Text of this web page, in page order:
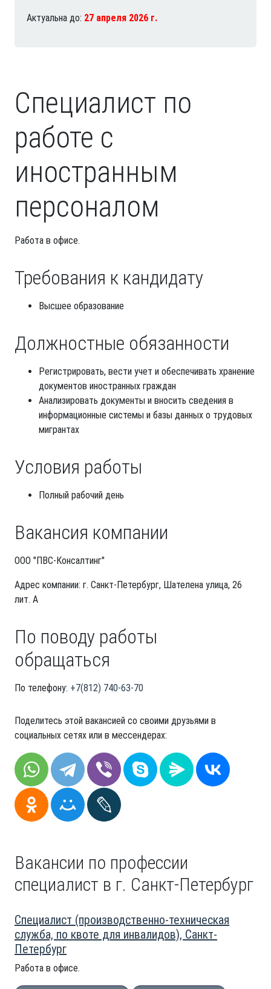
Актуальна до: 27 апреля 2026 г.
Специалист по
работе с
иностранным
персоналом
Работа в офисе.
Требования к кандидату
Высшее образование
Должностные обязанности
Регистрировать, вести учет и обеспечивать хранение
документов иностранных граждан
Анализировать документы и вносить сведения в
информационные системы и базы данных о трудовых
мигрантах
Условия работы
Полный рабочий день
Вакансия компании
ООО "ПВС-Консалтинг"
Адрес компании: г. Санкт-Петербург, Шателена улица, 26
лит. А
По поводу работы
обращаться
По телефону: +7(812) 740-63-70
Поделитесь этой вакансией со своими друзьями в
социальных сетях или в мессендерах:
Вакансии по профессии
специалист в г. Санкт-Петербург
Специалист (производственно-техническая
служба, по квоте для инвалидов), Санкт-
Петербург
Работа в офисе.